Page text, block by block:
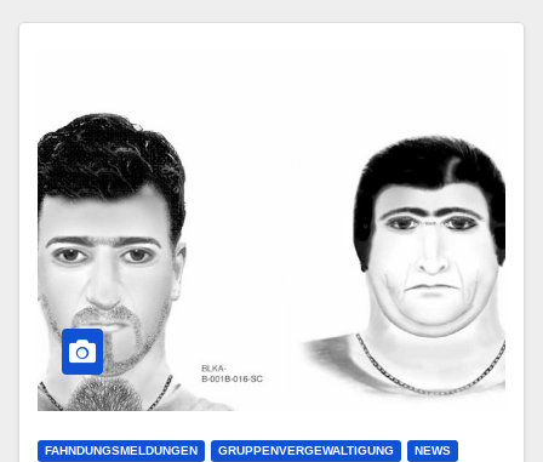
FAHNDUNGSMELDUNGEN GRUPPENVERGEWALTIGUNG NEWS